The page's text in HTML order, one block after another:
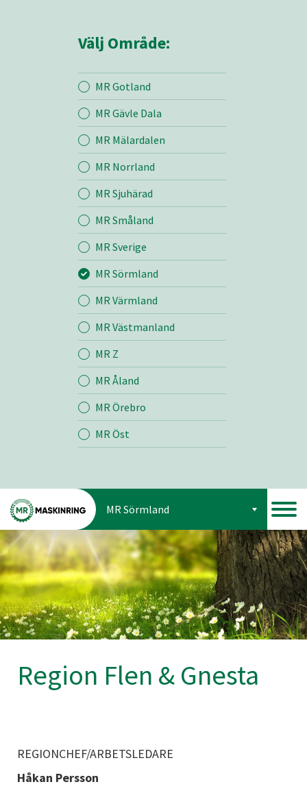
Mina sidor
MR Sörmland
Entreprenad
Bemanning
Välj Område:
MR Gotland
MR Gävle Dala
MR Mälardalen
MR Norrland
MR Sjuhärad
MR Småland
MR Sverige
MR Sörmland
MR Värmland
MR Västmanland
MR Z
MR Åland
MR Örebro
MR Öst
MR Sörmland
Region Flen & Gnesta
REGIONCHEF/ARBETSLEDARE
Håkan Persson